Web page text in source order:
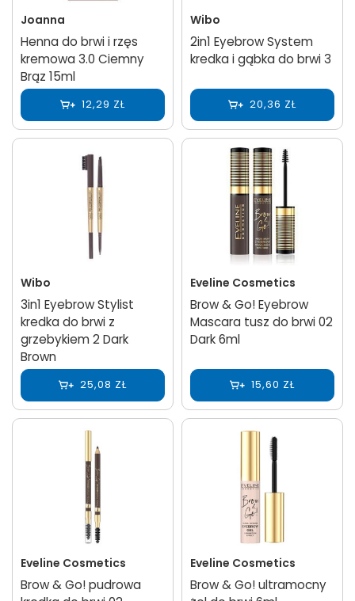
Joanna
Henna do brwi i rzęs
kremowa 3.0 Ciemny
Brąz 15ml
12,29 ZŁ
Wibo
2in1 Eyebrow System
kredka i gąbka do brwi 3
20,36 ZŁ
Wibo
3in1 Eyebrow Stylist
kredka do brwi z
grzebykiem 2 Dark
Brown
25,08 ZŁ
Eveline Cosmetics
Brow & Go! Eyebrow
Mascara tusz do brwi 02
Dark 6ml
15,60 ZŁ
Eveline Cosmetics
Brow & Go! pudrowa
Eveline Cosmetics
Brow & Go! ultramocny